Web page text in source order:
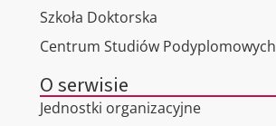
Szkoła Doktorska
Centrum Studiów Podyplomowych
O serwisie
Jednostki organizacyjne